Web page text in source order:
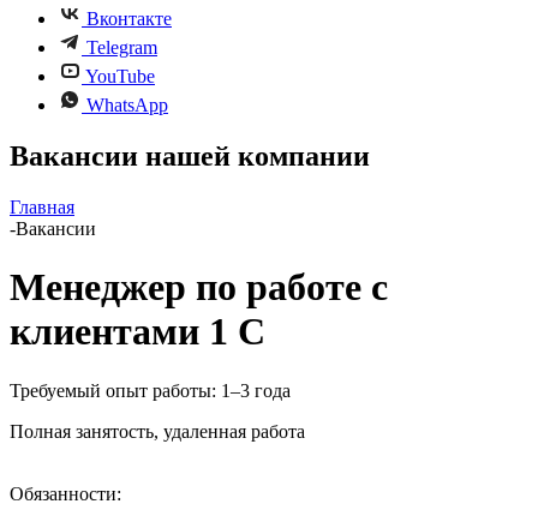
Вконтакте
Telegram
YouTube
WhatsApp
Вакансии нашей компании
Главная
-Вакансии
Менеджер по работе с
клиентами 1 С
Требуемый опыт работы: 1–3 года
Полная занятость, удаленная работа
Обязанности: